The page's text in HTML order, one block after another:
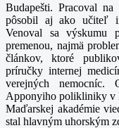
Budapešti. Pracoval
pôsobil aj ako učiteľ
Venoval sa výskumu
premenou, najmä
článkov, ktoré
príručky internej
verejných
Apponyiho polikliniky v
Maďarskej akadémie
stal hlavným uhorským